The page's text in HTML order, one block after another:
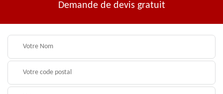
Demande de devis gratuit